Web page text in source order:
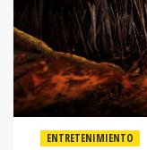
ENTRETENIMIENTO